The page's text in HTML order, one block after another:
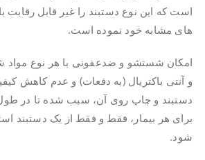
است که این نوع دستبند را غیر قابل رقابت
های مشابه خود نموده است.
امکان شستشو و ضدعفونی با هر نوع مواد
و آنتی باکتریال (به دفعات) و عدم کاهش
دستبند و چاپ روی آن، سبب شده تا در
برای هر بیمار، فقط و فقط از یک دستبند
شود.